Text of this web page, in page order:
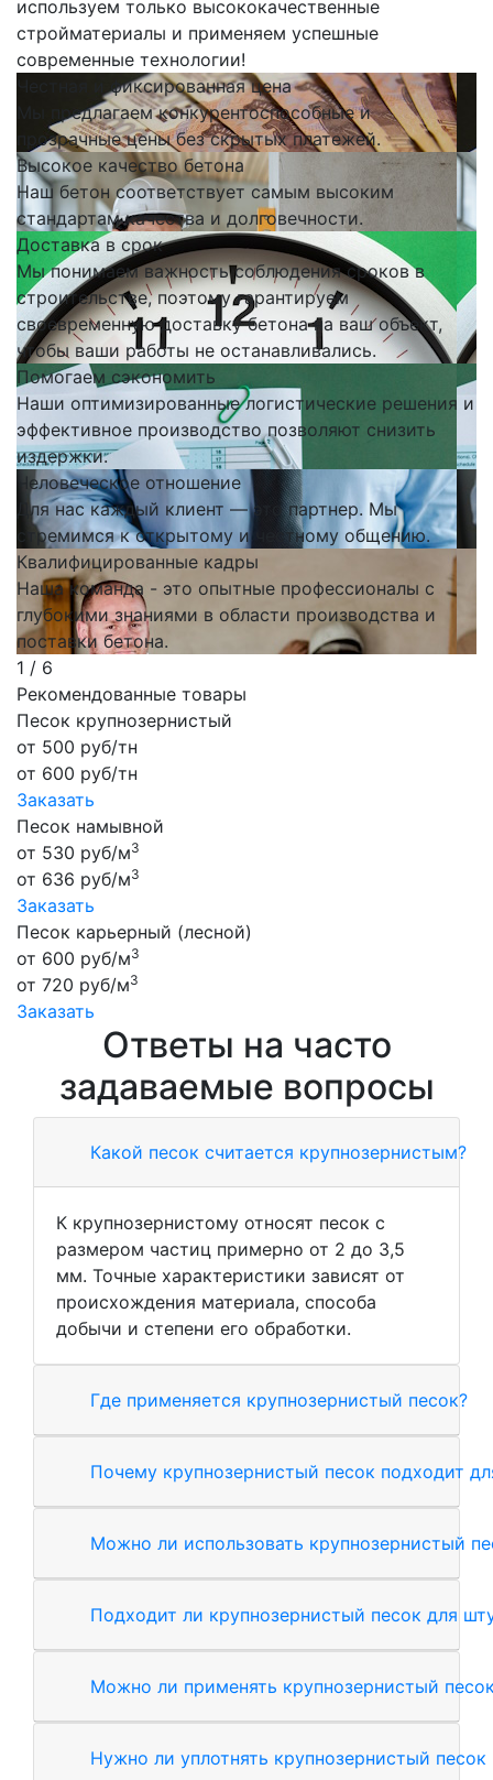
используем только высококачественные
стройматериалы и применяем успешные
современные технологии!
Честная и фиксированная цена
Мы предлагаем конкурентоспособные и
прозрачные цены без скрытых платежей.
Высокое качество бетона
Наш бетон соответствует самым высоким
стандартам качества и долговечности.
Доставка в срок
Мы понимаем важность соблюдения сроков в
строительстве, поэтому гарантируем
своевременную доставку бетона на ваш объект,
чтобы ваши работы не останавливались.
Помогаем сэкономить
Наши оптимизированные логистические решения и
эффективное производство позволяют снизить
издержки.
Человеческое отношение
Для нас каждый клиент — это партнер. Мы
стремимся к открытому и честному общению.
Квалифицированные кадры
Наша команда - это опытные профессионалы с
глубокими знаниями в области производства и
поставки бетона.
1 / 6
Рекомендованные товары
Песок крупнозернистый
от 500 руб/тн
от 600 руб/тн
Заказать
Песок намывной
от 530 руб/м3
от 636 руб/м3
Заказать
Песок карьерный (лесной)
от 600 руб/м3
от 720 руб/м3
Заказать
Ответы на часто
задаваемые вопросы
Какой песок считается крупнозернистым?
К крупнозернистому относят песок с
размером частиц примерно от 2 до 3,5
мм. Точные характеристики зависят от
происхождения материала, способа
добычи и степени его обработки.
Где применяется крупнозернистый песок?
Почему крупнозернистый песок подходит
Можно ли использовать крупнозернистый
Подходит ли крупнозернистый песок для
Можно ли применять крупнозернистый
Нужно ли уплотнять крупнозернистый